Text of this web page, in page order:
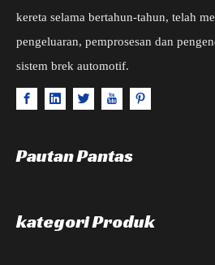
kereta selama bertahun-tahun, telah
pengeluaran, pemprosesan dan
sistem brek automotif.
Pautan Pantas
kategori Produk